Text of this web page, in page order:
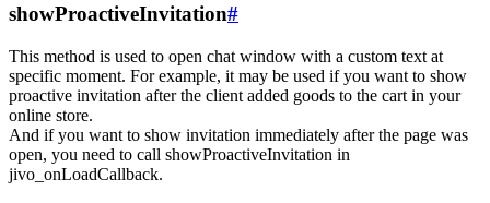
showProactiveInvitation#
This method is used to open chat window with a custom text at
specific moment. For example, it may be used if you want to show
proactive invitation after the client added goods to the cart in your
online store.
And if you want to show invitation immediately after the page was
open, you need to call showProactiveInvitation in
jivo_onLoadCallback.